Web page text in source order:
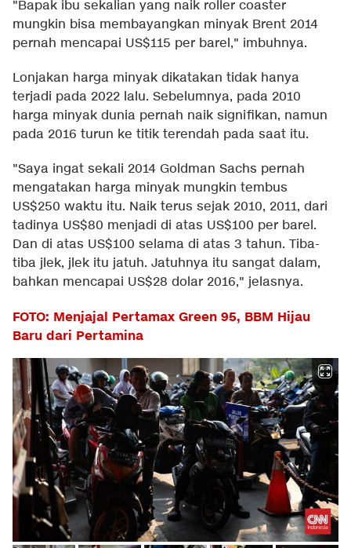
"Bapak ibu sekalian yang naik roller coaster
mungkin bisa membayangkan minyak Brent 2014
pernah mencapai US$115 per barel," imbuhnya.
Lonjakan harga minyak dikatakan tidak hanya
terjadi pada 2022 lalu. Sebelumnya, pada 2010
harga minyak dunia pernah naik signifikan, namun
pada 2016 turun ke titik terendah pada saat itu.
"Saya ingat sekali 2014 Goldman Sachs pernah
mengatakan harga minyak mungkin tembus
US$250 waktu itu. Naik terus sejak 2010, 2011, dari
tadinya US$80 menjadi di atas US$100 per barel.
Dan di atas US$100 selama di atas 3 tahun. Tiba-
tiba jlek, jlek itu jatuh. Jatuhnya itu sangat dalam,
bahkan mencapai US$28 dolar 2016," jelasnya.
FOTO: Menjajal Pertamax Green 95, BBM Hijau
Baru dari Pertamina